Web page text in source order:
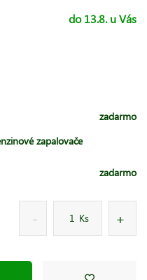
do 13.8. u Vás
zadarmo
zapalovače
zadarmo
Ks